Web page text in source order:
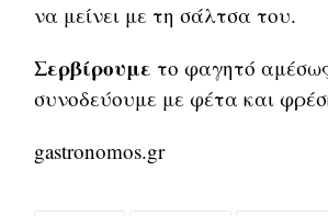
να μείνει με τη σάλτσα του.
Σερβίρουμε το φαγητό
συνοδεύουμε με φέτα και
gastronomos.gr